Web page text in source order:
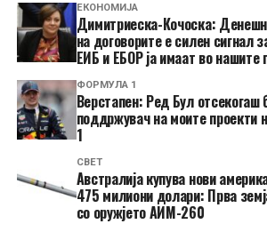
ЕКОНОМИЈА
Димитриеска-Кочоска:
на договорите е силен сигнал
ЕИБ и ЕБОР ја имаат во нашите
ФОРМУЛА 1
Верстапен: Ред Бул отсекогаш
поддржувач на моите проекти
1
СВЕТ
Австралија купува нови
475 милиони долари: Прва
со оружјето АИМ-260